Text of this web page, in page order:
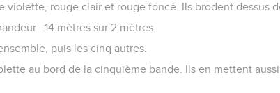
violette, rouge clair et rouge foncé. Ils brodent dessus
: 14 mètres sur 2 mètres.
puis les cinq autres.
au bord de la cinquième bande. Ils en mettent